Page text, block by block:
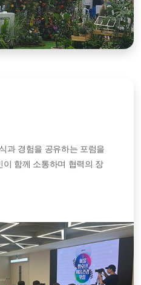
과 경험을 공유하는 포럼을
이 함께 소통하며 협력의 장